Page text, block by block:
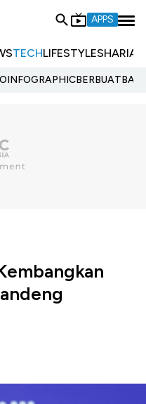
APPS
TECHLIFESTYLESHARIA
INFOGRAPHIC